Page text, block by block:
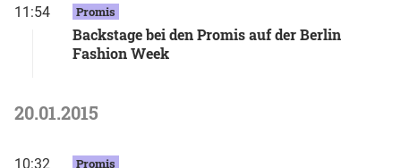
11:54 Promis
Backstage bei den Promis auf der Berlin
Fashion Week
20.01.2015
10:32 Promis